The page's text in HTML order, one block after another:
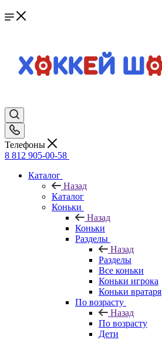
Телефоны
8 812 905-00-58
Каталог
Назад
Каталог
Коньки
Назад
Коньки
Разделы
Назад
Разделы
Все коньки
Коньки игрока
Коньки вратаря
По возрасту
Назад
По возрасту
Дети